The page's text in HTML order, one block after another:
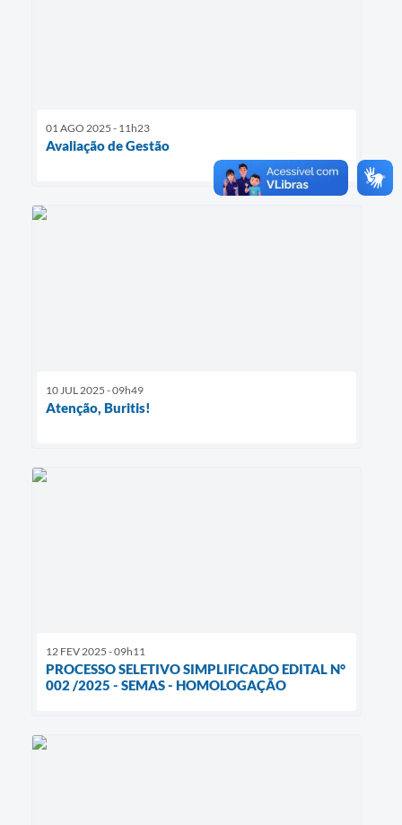
01 AGO 2025 - 11h23
Avaliação de Gestão
10 JUL 2025 - 09h49
Atenção, Buritis!
12 FEV 2025 - 09h11
PROCESSO SELETIVO SIMPLIFICADO EDITAL N°
002 /2025 - SEMAS - HOMOLOGAÇÃO